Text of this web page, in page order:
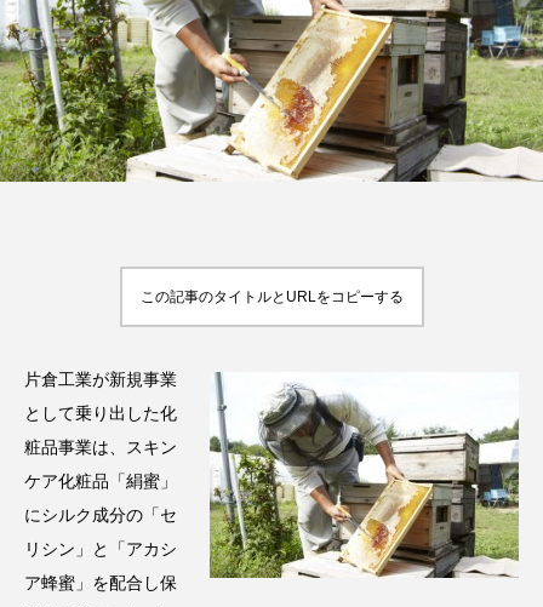
2026.08.06
FEATURED 注目の企画
TAG LIST
AI B2B BeautyTech
Gemini Instagram SaaS SNS
TikTok アスタキサンチン
アレルギー アロマ
この記事のタイトルとURLをコピーする
片倉工業が新規事業
として乗り出した化
粧品事業は、スキン
ケア化粧品「絹蜜」
にシルク成分の「セ
リシン」と「アカシ
ア蜂蜜」を配合し保